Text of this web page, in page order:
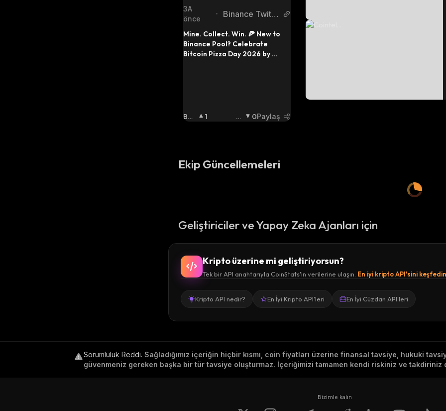
3A
önce
•
Binance Twitte
Mine. Collect. Win. 🍕 New to
Binance Pool? Celebrate
Bitcoin Pizza Day 2026 by
Boğ
1
Ay
0Paylaş
Ekip Güncellemeleri
Geliştiriciler ve Yapay Zeka Ajanları için
Kripto üzerine mi geliştiriyorsun?
Tek bir API anahtarıyla CoinStats'in verilerine ulaşın. En iyi kripto API'sini keşfedin
Kripto API nedir? En İyi Kripto API'leri En İyi Cüzdan API'leri
Sorumluluk Reddi. Sağladığımız içeriğin hiçbir kısmı, coin fiyatları üzerine finansal tavsiye, hukuki
güvenmeniz gereken başka bir tür tavsiye oluşturmaz. İçeriğimizi tamamen kendi riskiniz ve takdiriniz
Bizimle kalın